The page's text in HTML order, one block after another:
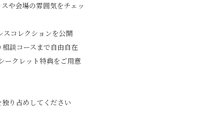
や会場の雰囲気をチェッ
スコレクションを公開
談コースまで自由自在
ークレット特典をご用意
り占めしてください